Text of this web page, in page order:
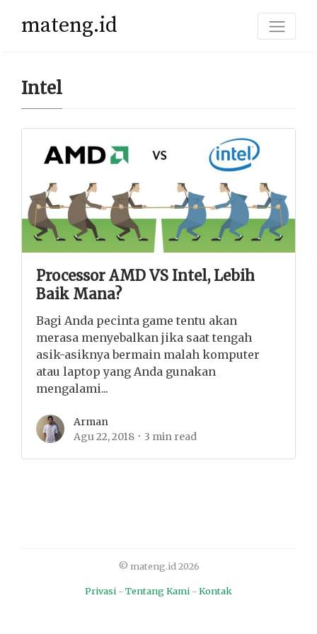
mateng.id
Intel
Processor AMD VS Intel, Lebih
Baik Mana?
Bagi Anda pecinta game tentu akan
merasa menyebalkan jika saat tengah
asik-asiknya bermain malah komputer
atau laptop yang Anda gunakan
mengalami...
Arman
Agu 22, 2018
3 min read
© mateng.id 2026
Privasi -Tentang Kami -Kontak